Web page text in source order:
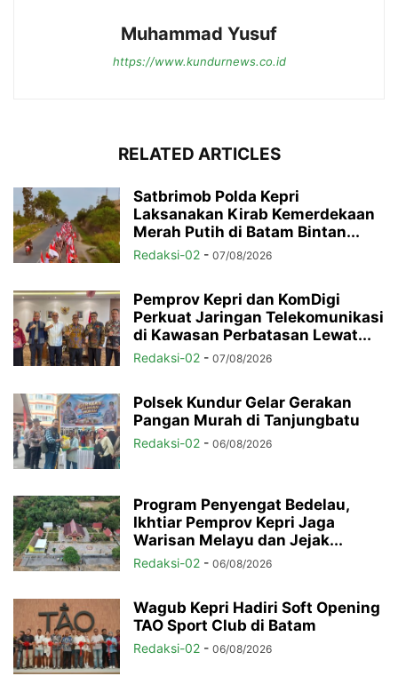
Muhammad Yusuf
https://www.kundurnews.co.id
RELATED ARTICLES
Satbrimob Polda Kepri
Laksanakan Kirab Kemerdekaan
Merah Putih di Batam Bintan...
Redaksi-02 - 07/08/2026
Pemprov Kepri dan KomDigi
Perkuat Jaringan Telekomunikasi
di Kawasan Perbatasan Lewat...
Redaksi-02 - 07/08/2026
Polsek Kundur Gelar Gerakan
Pangan Murah di Tanjungbatu
Redaksi-02 - 06/08/2026
Program Penyengat Bedelau,
Ikhtiar Pemprov Kepri Jaga
Warisan Melayu dan Jejak...
Redaksi-02 - 06/08/2026
Wagub Kepri Hadiri Soft Opening
TAO Sport Club di Batam
Redaksi-02 - 06/08/2026